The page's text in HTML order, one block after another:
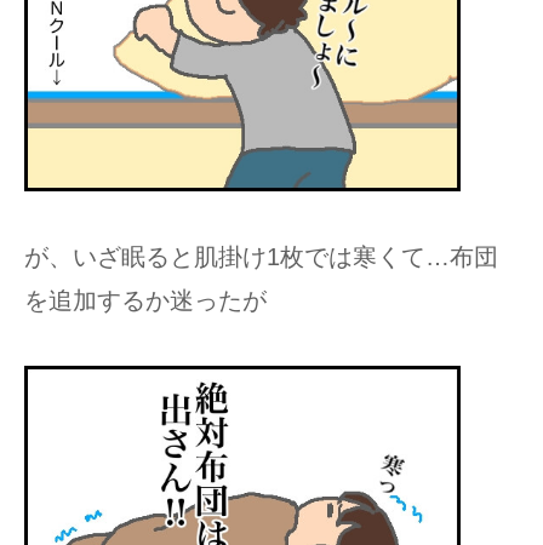
が、いざ眠ると肌掛け1枚では寒くて…布団
を追加するか迷ったが